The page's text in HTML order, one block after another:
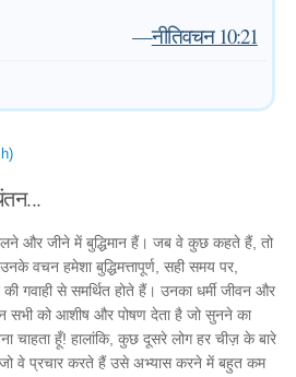
—नीतिवचन 10:21
और जीने में बुद्धिमान हैं। जब वे कुछ कहते हैं, तो
वचन हमेशा बुद्धिमत्तापूर्ण, सही समय पर,
गवाही से समर्थित होते हैं। उनका धर्मी जीवन और
सभी को आशीष और पोषण देता है जो सुनने का
चाहता हूँ! हालांकि, कुछ दूसरे लोग हर चीज़ के बारे
वे प्रचार करते हैं उसे अभ्यास करने में बहुत कम